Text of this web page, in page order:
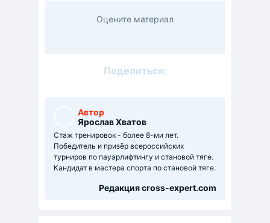
Оцените материал
Поделиться:
Автор
Ярослав Хватов
Стаж тренировок - более 8-ми лет.
Победитель и призёр всероссийских
турниров по пауэрлифтингу и становой тяге.
Кандидат в мастера спорта по становой тяге.
Редакция cross-expert.com